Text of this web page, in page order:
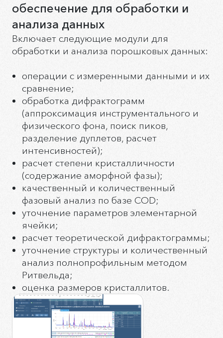
обеспечение для обработки и
анализа данных
Включает следующие модули для
обработки и анализа порошковых данных:
операции с измеренными данными и их
сравнение;
обработка дифрактограмм
(аппроксимация инструментального и
физического фона, поиск пиков,
разделение дуплетов, расчет
интенсивностей);
расчет степени кристалличности
(содержание аморфной фазы);
качественный и количественный
фазовый анализ по базе COD;
уточнение параметров элементарной
ячейки;
расчет теоретической дифрактограммы;
уточнение структуры и количественный
анализ полнопрофильным методом
Ритвельда;
оценка размеров кристаллитов.